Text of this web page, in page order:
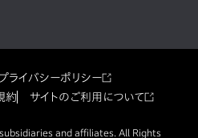
ライバシーポリシー
約
サイトのご利用について
and affiliates. All Rights